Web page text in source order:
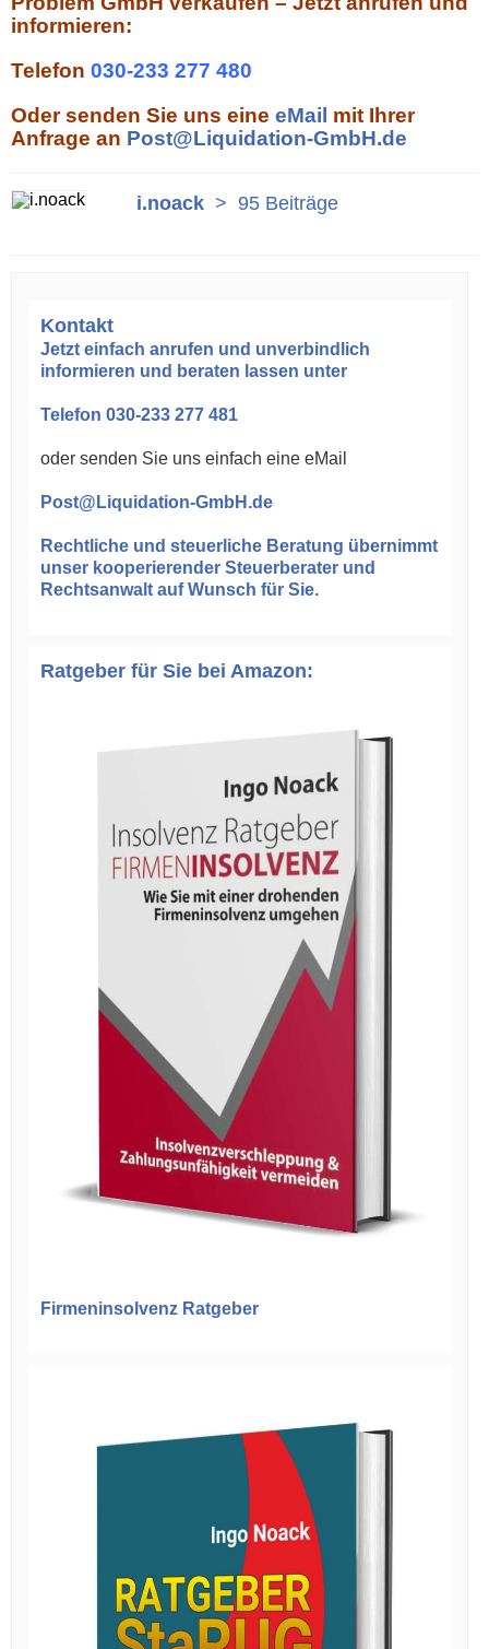
informieren:
Telefon 030-233 277 480
Oder senden Sie uns eine eMail mit Ihrer
Anfrage an Post@Liquidation-GmbH.de
i.noack > 95 Beiträge
Kontakt
Jetzt einfach anrufen und unverbindlich
informieren und beraten lassen unter
Telefon 030-233 277 481
oder senden Sie uns einfach eine eMail
Post@Liquidation-GmbH.de
Rechtliche und steuerliche Beratung übernimmt
unser kooperierender Steuerberater und
Rechtsanwalt auf Wunsch für Sie.
Ratgeber für Sie bei Amazon:
Firmeninsolvenz Ratgeber